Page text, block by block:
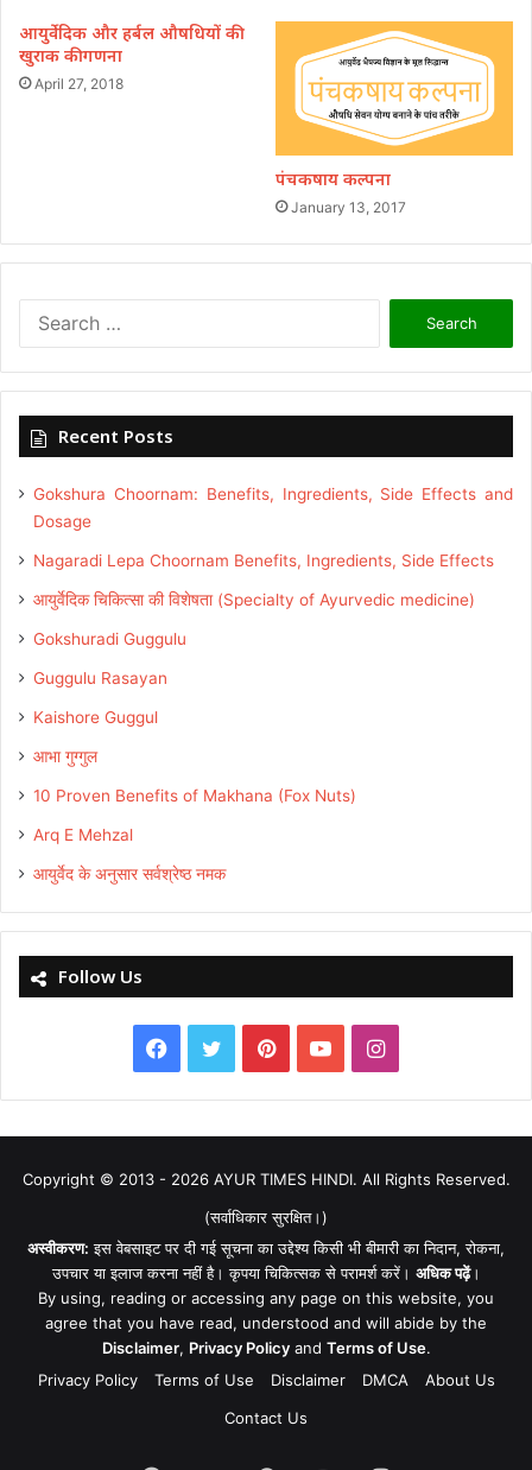
आयुर्वेदिक और हर्बल औषधियों की
खुराक की गणना
April 27, 2018
पंचकषाय कल्पना
January 13, 2017
Recent Posts
Gokshura Choornam: Benefits, Ingredients, Side Effects and
Dosage
Nagaradi Lepa Choornam Benefits, Ingredients, Side Effects
आयुर्वेदिक चिकित्सा की विशेषता (Specialty of Ayurvedic medicine)
Gokshuradi Guggulu
Guggulu Rasayan
Kaishore Guggul
आभा गुग्गुल
10 Proven Benefits of Makhana (Fox Nuts)
Arq E Mehzal
आयुर्वेद के अनुसार सर्वश्रेष्ठ नमक
Follow Us
Facebook
TwitterPinterestYouTubeInstagram
Copyright © 2013 - 2026 AYUR TIMES HINDI. All Rights Reserved.
(सर्वाधिकार सुरक्षित।)
अस्वीकरण: इस वेबसाइट पर दी गई सूचना का उद्देश्य किसी भी बीमारी का निदान, रोकना,
उपचार या इलाज करना नहीं है। कृपया चिकित्सक से परामर्श करें। अधिक पढ़ें।
By using, reading or accessing any page on this website, you
agree that you have read, understood and will abide by the
Disclaimer, Privacy Policyand Terms of Use.
Privacy Policy
Terms of Use Disclaimer DMCA
About Us
Contact Us